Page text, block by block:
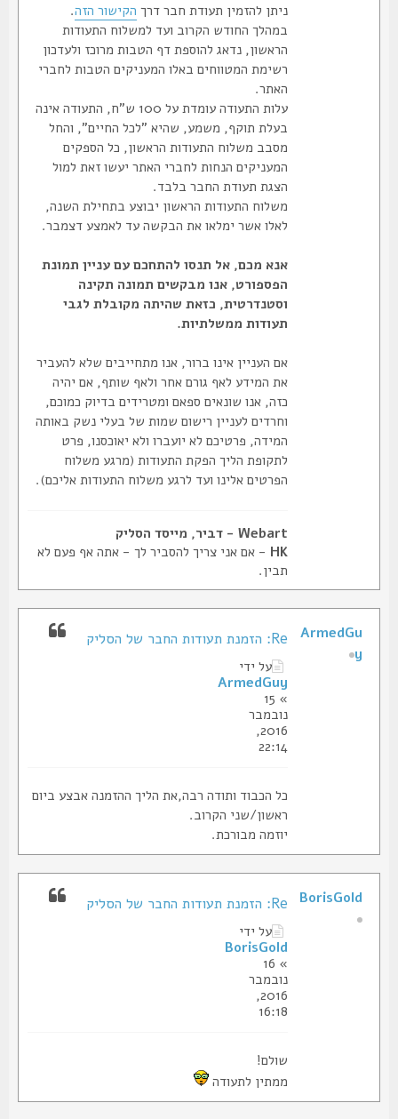
ניתן להזמין תעודת חבר דרךהקישור הזה.
במהלך החודש הקרוב ועד למשלוח התעודות
הראשון, נדאג להוספת דף הטבות מרוכז ולעדכון
רשימת המטווחים באלו המעניקים הטבות לחברי
האתר.
עלות התעודה עומדת על 100 ש"ח, התעודה אינה
בעלת תוקף, משמע, שהיא "לכל החיים", והחל
מסבב משלוח התעודות הראשון, כל הספקים
המעניקים הנחות לחברי האתר יעשו זאת למול
הצגת תעודת החבר בלבד.
משלוח התעודות הראשון יבוצע בתחילת השנה,
לאלו אשר ימלאו את הבקשה עד לאמצע דצמבר.
אנא מכם, אל תנסו להתחכם עם עניין תמונת
הפספורט, אנו מבקשים תמונה תקינה
וסטנדרטית, כזאת שהיתה מקובלת לגבי
תעודות ממשלתיות.
אם העניין אינו ברור, אנו מתחייבים שלא להעביר
את המידע לאף גורם אחר ולאף שותף, אם יהיה
כזה, אנו שונאים ספאם ומטרידים בדיוק כמוכם,
וחרדים לעניין רישום שמות של בעלי נשק באותה
המידה, פרטיכם לא יועברו ולא יאוכסנו, פרט
לתקופת הליך הפקת התעודות (מרגע משלוח
הפרטים אלינו ועד לרגע משלוח התעודות אליכם).
Webart - דביר, מייסד הסליק
- אם אני צריך להסביר לך - אתה אף פעם לא
תבין.
Re: הזמנת תעודות החבר של הסליק
על ידי
ArmedGuy
נובמבר
2016,
22:14
כל הכבוד ותודה רבה,את הליך ההזמנה אבצע ביום
ראשון/שני הקרוב.
יוזמה מבורכת.
ArmedGu
Re: הזמנת תעודות החבר של הסליק
על ידי
BorisGold
נובמבר
2016,
16:18
שולם!
ממתין לתעודה
BorisGold